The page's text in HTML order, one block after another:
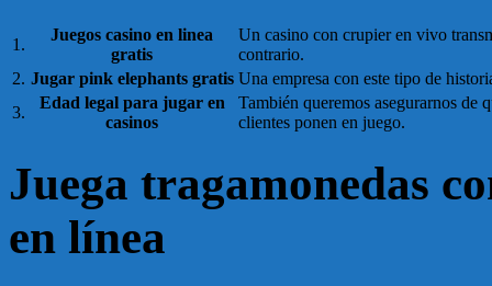
1.
Juegos casino en linea
gratis
Un casino con crupier en vivo
contrario.
2. Jugar pink elephants gratis Una empresa con este tipo de
3.
Edad legal para jugar en
casinos
También queremos asegurarnos de
clientes ponen en juego.
Juega tragamonedas
en línea